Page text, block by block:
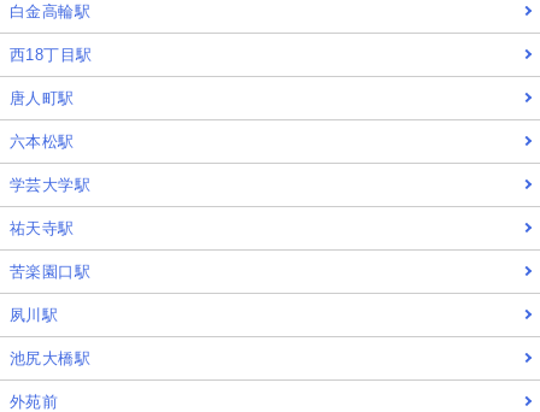
白金高輪駅
西18丁目駅
唐人町駅
六本松駅
学芸大学駅
祐天寺駅
苦楽園口駅
夙川駅
池尻大橋駅
外苑前